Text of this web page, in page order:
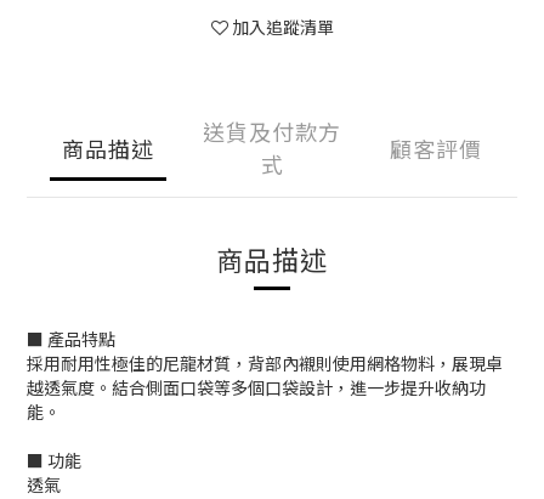
加入追蹤清單
商品描述
送貨及付款方
式
顧客評價
商品描述
■ 產品特點
採用耐用性極佳的尼龍材質，背部內襯則使用網格物料，展現卓
越透氣度。結合側面口袋等多個口袋設計，進一步提升收納功
能。
■ 功能
透氣